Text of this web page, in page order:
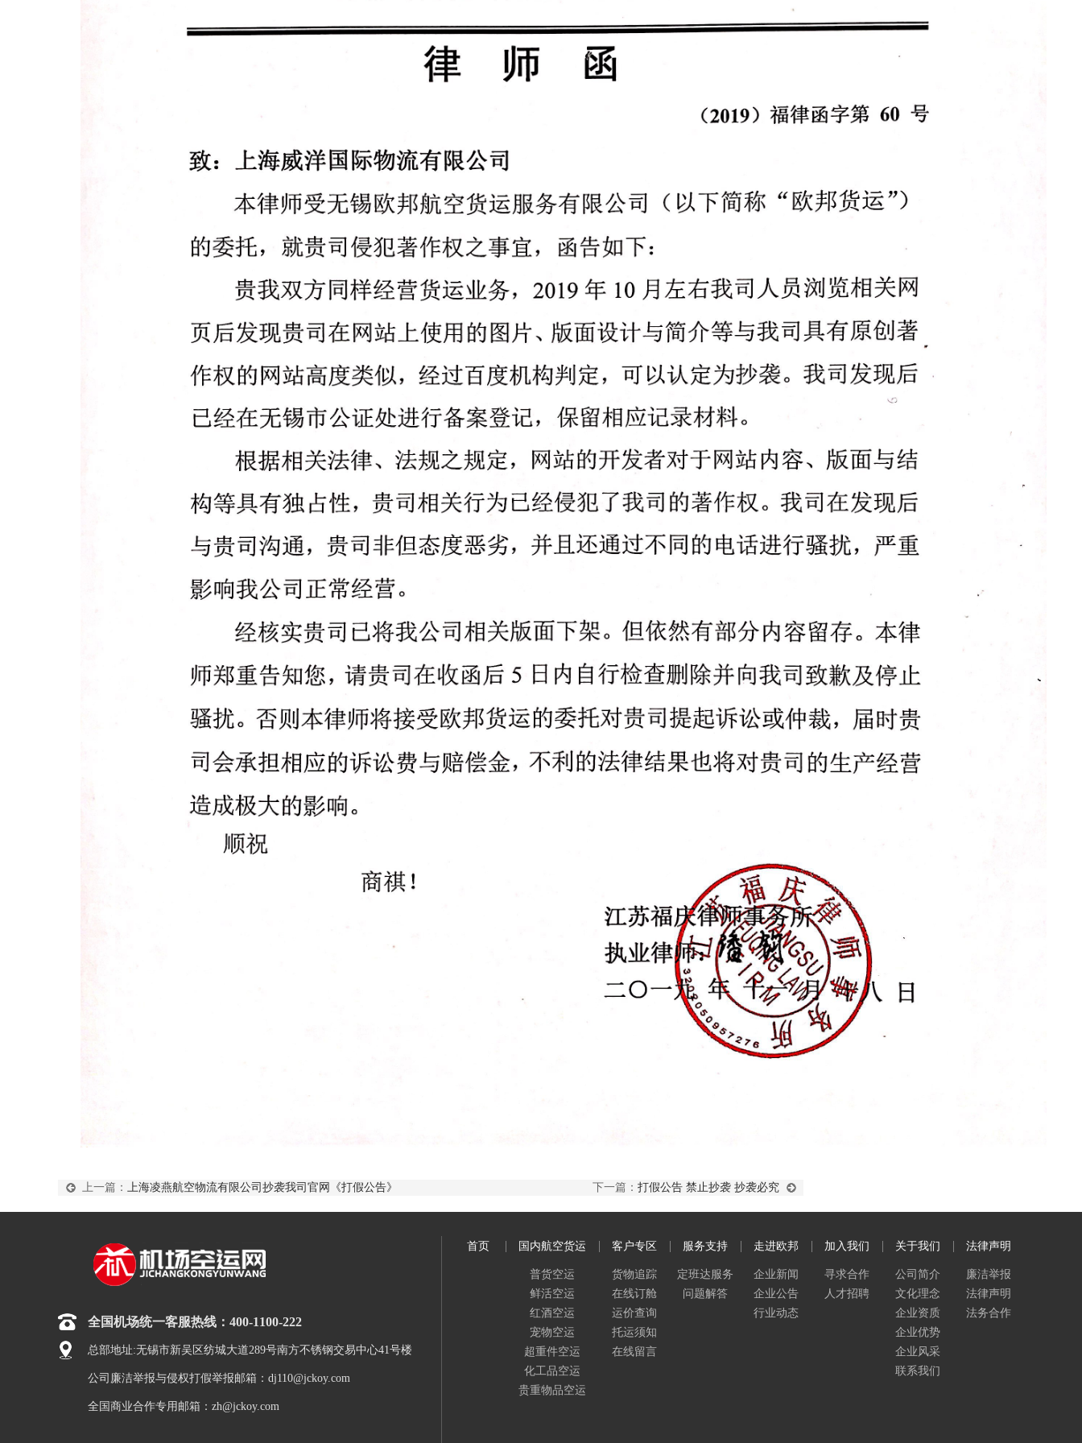
上一篇： 上海凌燕航空物流有限公司抄袭我司官网《打假公告》 下一篇： 打假公告 禁止抄袭 抄袭必究
全国机场统一客服热线：400-1100-222
总部地址:无锡市新吴区纺城大道289号南方不锈钢交易中心41号楼
公司廉洁举报与侵权打假举报邮箱：dj110@jckoy.com
全国商业合作专用邮箱：zh@jckoy.com
首页 国内航空货运
普货空运
鲜活空运
红酒空运
宠物空运
超重件空运
化工品空运
贵重物品空运
客户专区
货物追踪
在线订舱
运价查询
托运须知
在线留言
服务支持
定班达服务
问题解答
走进欧邦
企业新闻
企业公告
行业动态
加入我们
寻求合作
人才招聘
关于我们
公司简介
文化理念
企业资质
企业优势
企业风采
联系我们
法律声明
廉洁举报
法律声明
法务合作